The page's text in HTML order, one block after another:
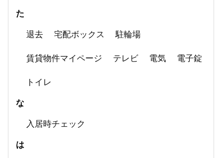
た
退去 宅配ボックス
駐輪場
賃貸物件マイページ
テレビ 電気
電子錠
トイレ
な
入居時チェック
は